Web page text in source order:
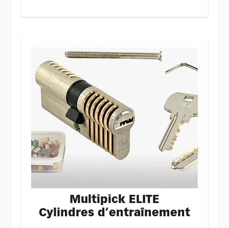
Multipick ELITE
Cylindres d’entraînement